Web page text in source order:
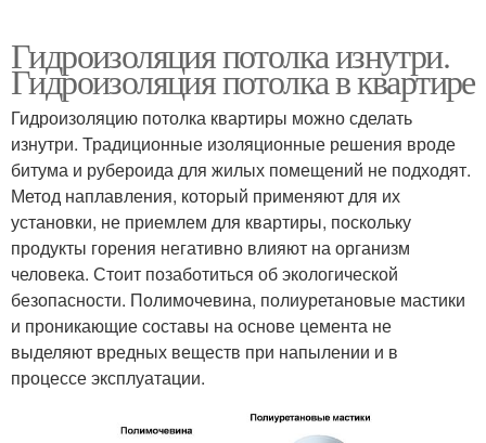
Гидроизоляция потолка изнутри.
Гидроизоляция потолка в квартире
Гидроизоляцию потолка квартиры можно сделать
изнутри. Традиционные изоляционные решения вроде
битума и рубероида для жилых помещений не подходят.
Метод наплавления, который применяют для их
установки, не приемлем для квартиры, поскольку
продукты горения негативно влияют на организм
человека. Стоит позаботиться об экологической
безопасности. Полимочевина, полиуретановые мастики
и проникающие составы на основе цемента не
выделяют вредных веществ при напылении и в
процессе эксплуатации.